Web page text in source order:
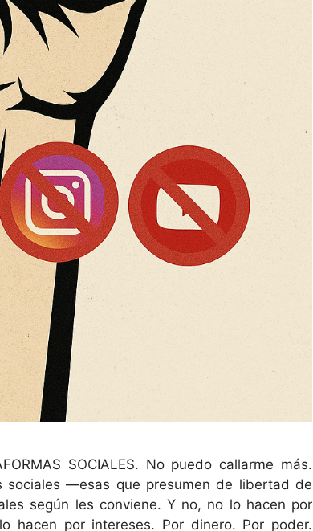
SOCIALES. No puedo callarme más.
sociales —esas que presumen de libertad de
según les conviene. Y no, no lo hacen por
hacen por intereses. Por dinero. Por poder.